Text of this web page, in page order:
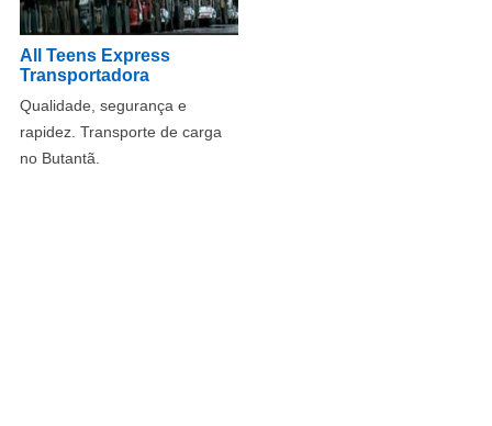
All Teens Express
Transportadora
Qualidade, segurança e
rapidez. Transporte de carga
no Butantã.